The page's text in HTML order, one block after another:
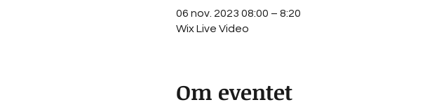
06 nov. 2023 08:00 – 8:20
Wix Live Video
Om eventet